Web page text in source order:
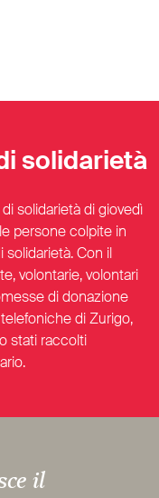
solidarietà
solidarietà di giovedì
persone colpite in
Con il
volontarie, volontari
di donazione
di Zurigo,
stati raccolti
il